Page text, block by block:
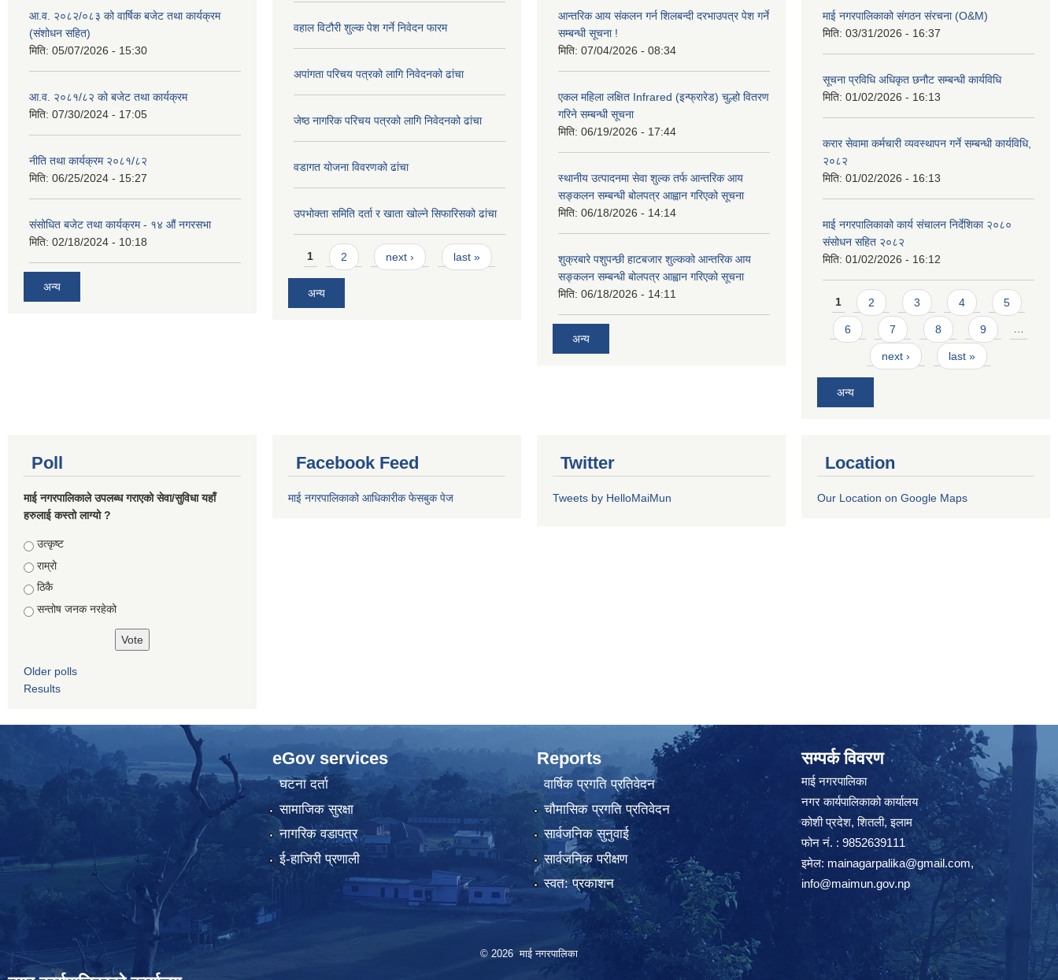
आ.व. २०८२/०८३ को वार्षिक बजेट तथा कार्यक्रम
(संशोधन सहित)
मिति: 05/07/2026 - 15:30
आ.व. २०८१/८२ को बजेट तथा कार्यक्रम
मिति: 07/30/2024 - 17:05
नीति तथा कार्यक्रम २०८१/८२
मिति: 06/25/2024 - 15:27
संसोधित बजेट तथा कार्यक्रम - १४ औं नगरसभा
मिति: 02/18/2024 - 10:18
अन्य
वहाल विटौरी शुल्क पेश गर्ने निवेदन फारम
अपांगता परिचय पत्रको लागि निवेदनको ढांचा
जेष्ठ नागरिक परिचय पत्रको लागि निवेदनको ढांचा
वडागत योजना विवरणको ढांचा
उपभोक्ता समिति दर्ता र खाता खोल्ने सिफारिसको ढांचा
Pages
1 2 next › last »
अन्य
आन्तरिक आय संकलन गर्न शिलबन्दी दरभाउपत्र पेश गर्ने
सम्बन्धी सूचना !
मिति: 07/04/2026 - 08:34
एकल महिला लक्षित Infrared (इन्फ्रारेड) चुल्हो वितरण
गरिने सम्बन्धी सूचना
मिति: 06/19/2026 - 17:44
स्थानीय उत्पादनमा सेवा शुल्क तर्फ आन्तरिक आय
सङ्कलन सम्बन्धी बोलपत्र आह्वान गरिएको सूचना
मिति: 06/18/2026 - 14:14
शुक्रबारे पशुपन्छी हाटबजार शुल्कको आन्तरिक आय
सङ्कलन सम्बन्धी बोलपत्र आह्वान गरिएको सूचना
मिति: 06/18/2026 - 14:11
अन्य
माई नगरपालिकाको संगठन संरचना (O&M)
मिति: 03/31/2026 - 16:37
सूचना प्रविधि अधिकृत छनौट सम्बन्धी कार्यविधि
मिति: 01/02/2026 - 16:13
करार सेवामा कर्मचारी व्यवस्थापन गर्ने सम्बन्धी कार्यविधि,
२०८२
मिति: 01/02/2026 - 16:13
माई नगरपालिकाको कार्य संचालन निर्देशिका २०८०
संसोधन सहित २०८२
मिति: 01/02/2026 - 16:12
Pages
1 2 3 4 5
6 7 8 9 …
next › last »
अन्य
Poll
माई नगरपालिकाले उपलब्ध गराएको सेवा/सुविधा यहाँ
हरुलाई कस्तो लाग्यो ?
Choices
उत्कृष्ट
राम्रो
ठिकै
सन्तोष जनक नरहेको
Older polls
Results
Facebook Feed
माई नगरपालिकाको आधिकारीक फेसबुक पेज
Twitter
Tweets by HelloMaiMun
Location
Our Location on Google Maps
eGov services
घटना दर्ता
सामाजिक सुरक्षा
नागरिक वडापत्र
ई-हाजिरी प्रणाली
Reports
वार्षिक प्रगति प्रतिवेदन
चौमासिक प्रगति प्रतिवेदन
सार्वजनिक सुनुवाई
सार्वजनिक परीक्षण
स्वत: प्रकाशन
सम्पर्क विवरण
माई नगरपालिका
नगर कार्यपालिकाको कार्यालय
कोशी प्रदेश, शितली, इलाम
फोन नं. : 9852639111
इमेल: mainagarpalika@gmail.com,
info@maimun.gov.np
© 2026 माई नगरपालिका